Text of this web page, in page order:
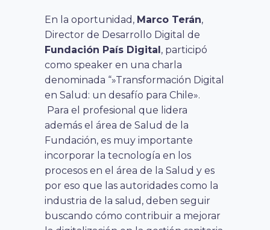
En la oportunidad, Marco Terán,
Director de Desarrollo Digital de
Fundación País Digital, participó
como speaker en una charla
denominada “»Transformación Digital
en Salud: un desafío para Chile».
Para el profesional que lidera
además el área de Salud de la
Fundación, es muy importante
incorporar la tecnología en los
procesos en el área de la Salud y es
por eso que las autoridades como la
industria de la salud, deben seguir
buscando cómo contribuir a mejorar